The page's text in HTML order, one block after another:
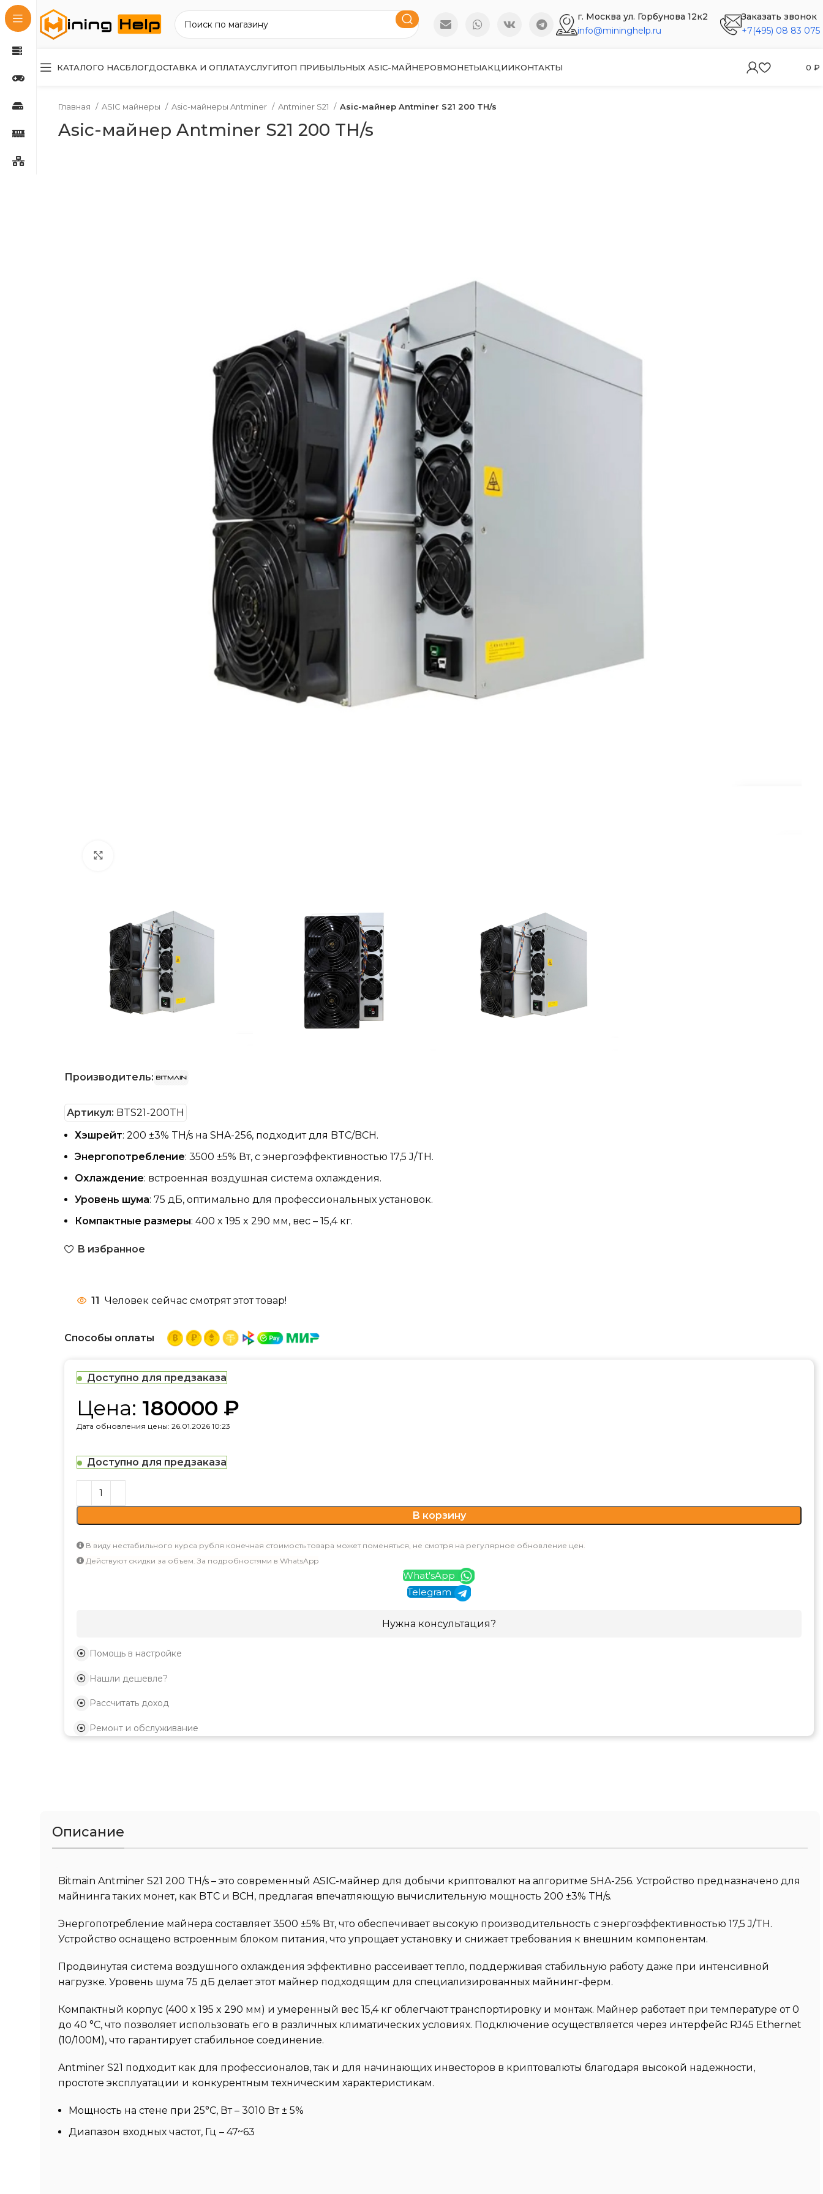
г. Москва ул. Горбунова 12к2
info@mininghelp.ru
Заказать звонок
+7(495) 08 83 075
КАТАЛОГО НАСБЛОГДОСТАВКА И ОПЛАТАУСЛУГИТОП ПРИБЫЛЬНЫХ ASIC-МАЙНЕРОВМОНЕТЫАКЦИИКОНТАКТЫ 0 ₽
Главная ASIC майнеры Asic-майнеры Antminer Antminer S21 Asic-майнер Antminer S21 200 TH/s
Asic-майнер Antminer S21 200 TH/s
Производитель:
Артикул: BTS21-200TH
Хэшрейт: 200 ±3% TH/s на SHA-256, подходит для BTC/BCH.
Энергопотребление: 3500 ±5% Вт, с энергоэффективностью 17,5 J/TH.
Охлаждение: встроенная воздушная система охлаждения.
Уровень шума: 75 дБ, оптимально для профессиональных установок.
Компактные размеры: 400 x 195 x 290 мм, вес – 15,4 кг.
В избранное
11 Человек сейчас смотрят этот товар!
Способы оплаты
Доступно для предзаказа
Цена: 180000 ₽
Дата обновления цены: 26.01.2026 10:23
Доступно для предзаказа
В корзину
В виду нестабильного курса рубля конечная стоимость товара может поменяться, не смотря на регулярное обновление цен.
Действуют скидки за объем. За подробностями в WhatsApp
What'sApp
Telegram
Нужна консультация?
Помощь в настройке
Нашли дешевле?
Рассчитать доход
Ремонт и обслуживание
Описание
Bitmain Antminer S21 200 TH/s – это современный ASIC-майнер для добычи криптовалют на алгоритме SHA-256. Устройство предназначено для
майнинга таких монет, как BTC и BCH, предлагая впечатляющую вычислительную мощность 200 ±3% TH/s.
Энергопотребление майнера составляет 3500 ±5% Вт, что обеспечивает высокую производительность с энергоэффективностью 17,5 J/TH.
Устройство оснащено встроенным блоком питания, что упрощает установку и снижает требования к внешним компонентам.
Продвинутая система воздушного охлаждения эффективно рассеивает тепло, поддерживая стабильную работу даже при интенсивной
нагрузке. Уровень шума 75 дБ делает этот майнер подходящим для специализированных майнинг-ферм.
Компактный корпус (400 x 195 x 290 мм) и умеренный вес 15,4 кг облегчают транспортировку и монтаж. Майнер работает при температуре от 0
до 40 °C, что позволяет использовать его в различных климатических условиях. Подключение осуществляется через интерфейс RJ45 Ethernet
(10/100M), что гарантирует стабильное соединение.
Antminer S21 подходит как для профессионалов, так и для начинающих инвесторов в криптовалюты благодаря высокой надежности,
простоте эксплуатации и конкурентным техническим характеристикам.
Мощность на стене при 25°C, Вт – 3010 Вт ± 5%
Диапазон входных частот, Гц – 47~63